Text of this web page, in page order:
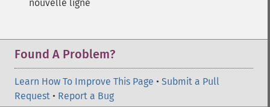
nouvelle ligne
Found A Problem?
Learn How To Improve This Page • Submit a Pull
Request • Report a Bug